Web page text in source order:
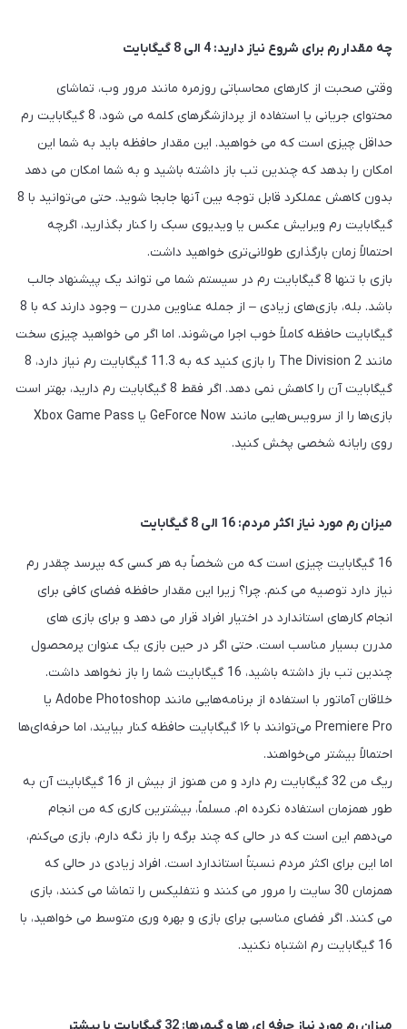
چه مقدار رم برای شروع نیاز دارید: 4 الی 8 گیگابایت
وقتی صحبت از کارهای محاسباتی روزمره مانند مرور وب، تماشای
محتوای جریانی یا استفاده از پردازشگرهای کلمه می شود، 8 گیگابایت رم
حداقل چیزی است که می خواهید. این مقدار حافظه باید به شما این
امکان را بدهد که چندین تب باز داشته باشید و به شما امکان می دهد
بدون کاهش عملکرد قابل توجه بین آنها جابجا شوید. حتی می‌توانید با 8
گیگابایت رم ویرایش عکس یا ویدیوی سبک را کنار بگذارید، اگرچه
احتمالاً زمان بارگذاری طولانی‌تری خواهید داشت.
بازی با تنها 8 گیگابایت رم در سیستم شما می تواند یک پیشنهاد جالب
باشد. بله، بازی‌های زیادی – از جمله عناوین مدرن – وجود دارند که با 8
گیگابایت حافظه کاملاً خوب اجرا می‌شوند. اما اگر می خواهید چیزی سخت
مانند The Division 2 را بازی کنید که به 11.3 گیگابایت رم نیاز دارد، 8
گیگابایت آن را کاهش نمی دهد. اگر فقط 8 گیگابایت رم دارید، بهتر است
بازی‌ها را از سرویس‌هایی مانند GeForce Now یا Xbox Game Pass
روی رایانه شخصی پخش کنید.
میزان رم مورد نیاز اکثر مردم: 16 الی 8 گیگابایت
16 گیگابایت چیزی است که من شخصاً به هر کسی که بپرسد چقدر رم
نیاز دارد توصیه می کنم. چرا؟ زیرا این مقدار حافظه فضای کافی برای
انجام کارهای استاندارد در اختیار افراد قرار می دهد و برای بازی های
مدرن بسیار مناسب است. حتی اگر در حین بازی یک عنوان پرمحصول
چندین تب باز داشته باشید، 16 گیگابایت شما را باز نخواهد داشت.
خلاقان آماتور با استفاده از برنامه‌هایی مانند Adobe Photoshop یا
Premiere Pro می‌توانند با ۱۶ گیگابایت حافظه کنار بیایند، اما حرفه‌ای‌ها
احتمالاً بیشتر می‌خواهند.
ریگ من 32 گیگابایت رم دارد و من هنوز از بیش از 16 گیگابایت آن به
طور همزمان استفاده نکرده ام. مسلماً، بیشترین کاری که من انجام
می‌دهم این است که در حالی که چند برگه را باز نگه دارم، بازی می‌کنم،
اما این برای اکثر مردم نسبتاً استاندارد است. افراد زیادی در حالی که
همزمان 30 سایت را مرور می کنند و نتفلیکس را تماشا می کنند، بازی
می کنند. اگر فضای مناسبی برای بازی و بهره وری متوسط می خواهید، با
16 گیگابایت رم اشتباه نکنید.